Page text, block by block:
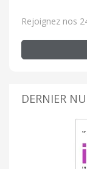
Rejoignez nos
DERNIER